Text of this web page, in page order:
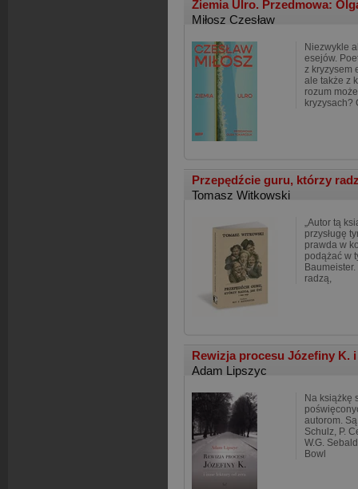
Ziemia Ulro. Przedmowa:
Miłosz Czesław
Niezwykle
esejów.
z kryzysem
ale także z
rozum
kryzysach?
Przepędźcie guru, którzy
Tomasz Witkowski
„Autor tą
przysługę
prawda w
podążać w
radzą,
Rewizja procesu Józefiny K.
Adam Lipszyc
Na książkę
autorom.
Schulz, P.
W.G.
Bowl